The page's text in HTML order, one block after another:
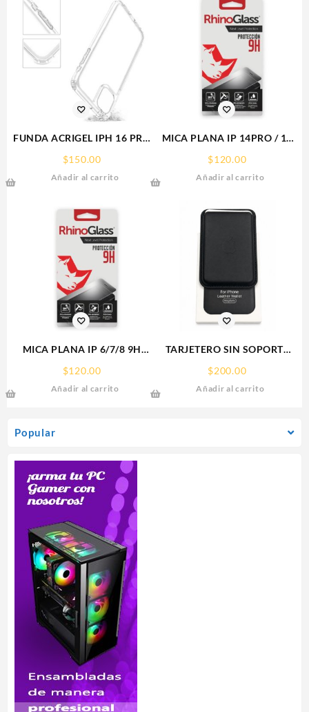
Popular
FUNDA ACRIGEL IPH 16 PRO
$150.00
Añadir al carrito
MICA PLANA IP 14PRO / 15
$120.00
Añadir al carrito
MICA PLANA IP 6/7/8 9H
RHINOGLASS
$120.00
Añadir al carrito
TARJETERO SIN SOPORTE
MAGSAFE FOR IPHONE
LEATHER WALLET MAGSAFE
$200.00
Añadir al carrito